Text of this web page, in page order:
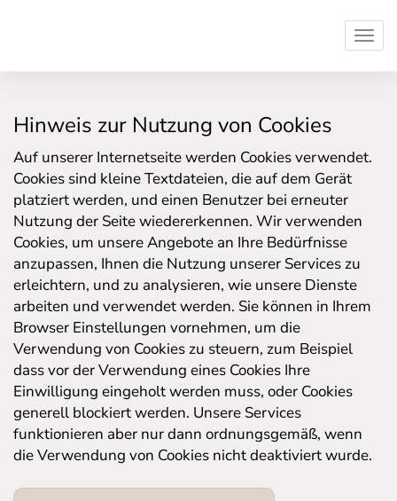
Hinweis zur Nutzung von Cookies
Auf unserer Internetseite werden Cookies verwendet.
Cookies sind kleine Textdateien, die auf dem Gerät
platziert werden, und einen Benutzer bei erneuter
Nutzung der Seite wiedererkennen. Wir verwenden
Cookies, um unsere Angebote an Ihre Bedürfnisse
anzupassen, Ihnen die Nutzung unserer Services zu
erleichtern, und zu analysieren, wie unsere Dienste
arbeiten und verwendet werden. Sie können in Ihrem
Browser Einstellungen vornehmen, um die
Verwendung von Cookies zu steuern, zum Beispiel
dass vor der Verwendung eines Cookies Ihre
Einwilligung eingeholt werden muss, oder Cookies
generell blockiert werden. Unsere Services
funktionieren aber nur dann ordnungsgemäß, wenn
die Verwendung von Cookies nicht deaktiviert wurde.